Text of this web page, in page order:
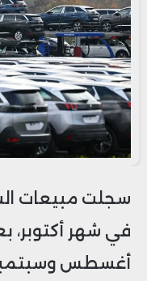
سجلت مبيعات
في شهر أكتوبر،
أغسطس